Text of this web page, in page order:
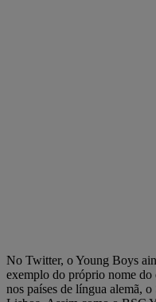
No Twitter, o Young Boys
exemplo do próprio nome do
nos países de língua alemã,